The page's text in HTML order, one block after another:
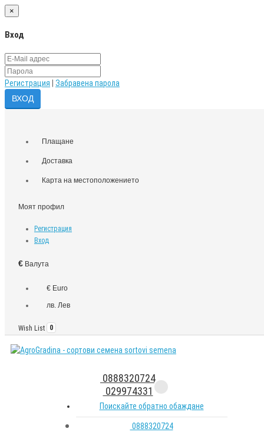
×
Вход
Регистрация Забравена парола
Плащане
Доставка
Карта на местоположението
Моят профил
Регистрация
Вход
€ Валута
€ Euro
лв. Лев
Wish List 0
0888320724
029974331
Поискайте обратно обаждане
0888320724